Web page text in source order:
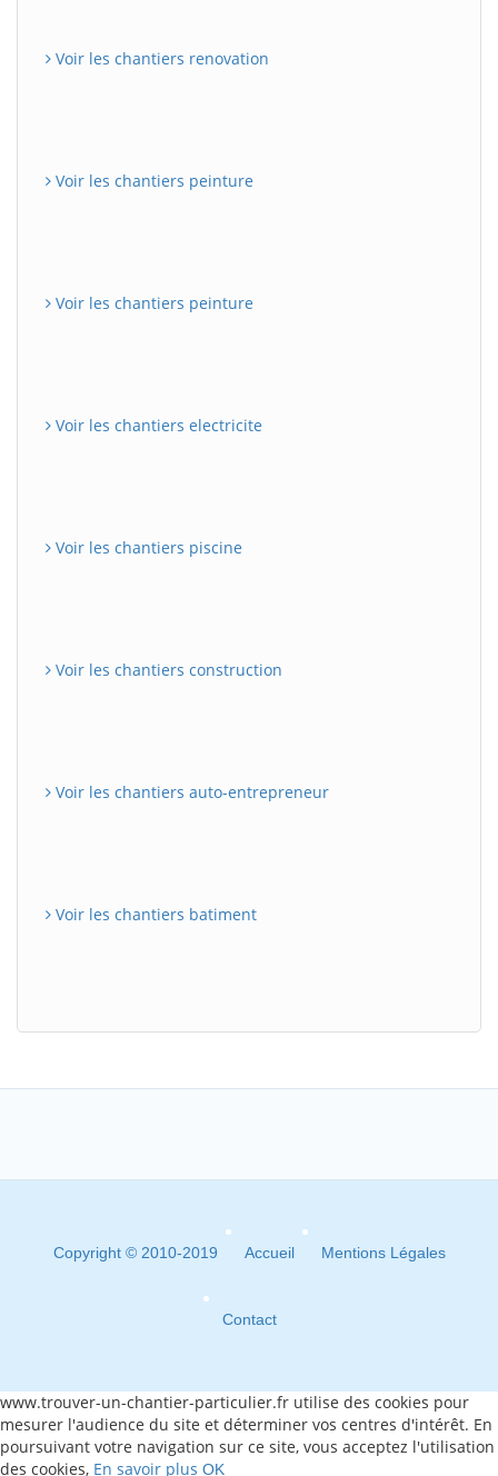
Voir les chantiers renovation
Voir les chantiers peinture
Voir les chantiers peinture
Voir les chantiers electricite
Voir les chantiers piscine
Voir les chantiers construction
Voir les chantiers auto-entrepreneur
Voir les chantiers batiment
Copyright © 2010-2019 Accueil Mentions Légales
Contact
www.trouver-un-chantier-particulier.fr utilise des cookies pour
mesurer l'audience du site et déterminer vos centres d'intérêt. En
poursuivant votre navigation sur ce site, vous acceptez l'utilisation
des cookies, En savoir plus OK